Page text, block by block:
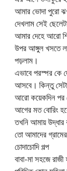
আমার ভোদা পুরো
দেখলাম সেই
আমার দেহে আরো
উপর আঙ্গুল খসতে
পড়লাম।
এভাবে পরস্পর কে
আসবে। কিন্তু
আরো কয়েকদিন পর
আগের মত বোরিং
তখনি আমায়
তো আমাদের
চোদাচোদি গল্প
বাবা-মা সহজে